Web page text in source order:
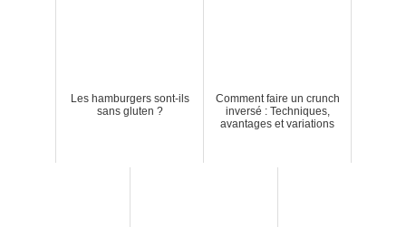
Les hamburgers sont-ils
sans gluten ?
Comment faire un crunch
inversé : Techniques,
avantages et variations